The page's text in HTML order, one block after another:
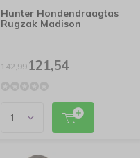
Hunter Hondendraagtas
Rugzak Madison
142,99121,54